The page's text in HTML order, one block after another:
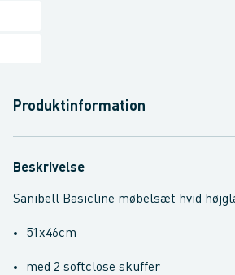
Produktinformation
Beskrivelse
Sanibell Basicline møbelsæt hvid
51x46cm
med 2 softclose skuffer